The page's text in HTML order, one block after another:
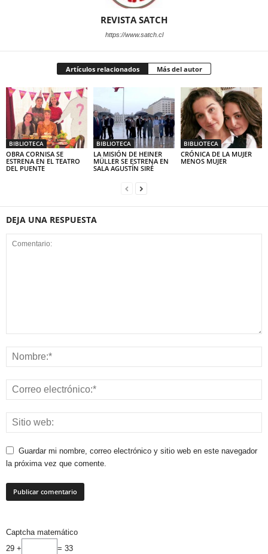
REVISTA SATCH
https://www.satch.cl
Artículos relacionados Más del autor
BIBLIOTECA
OBRA CORNISA SE
ESTRENA EN EL TEATRO
DEL PUENTE
BIBLIOTECA
LA MISIÓN DE HEINER
MÜLLER SE ESTRENA EN
SALA AGUSTÍN SIRÉ
BIBLIOTECA
CRÓNICA DE LA MUJER
MENOS MUJER
DEJA UNA RESPUESTA
Guardar mi nombre, correo electrónico y sitio web en este navegador
la próxima vez que comente.
Captcha matemático
29 +
= 33